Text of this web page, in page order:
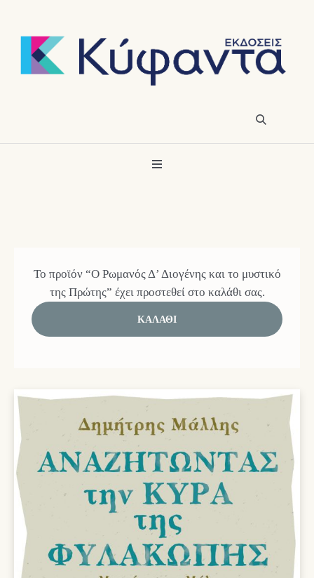
Το προϊόν “Ο Ρωμανός Δ’ Διογένης και το μυστικό
της Πρώτης” έχει προστεθεί στο καλάθι σας.
ΚΑΛΆΘΙ